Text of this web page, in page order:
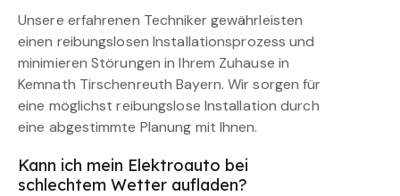
Unsere erfahrenen Techniker gewährleisten
einen reibungslosen Installationsprozess und
minimieren Störungen in Ihrem Zuhause in
Kemnath Tirschenreuth Bayern. Wir sorgen für
eine möglichst reibungslose Installation durch
eine abgestimmte Planung mit Ihnen.
Kann ich mein Elektroauto bei
schlechtem Wetter aufladen?